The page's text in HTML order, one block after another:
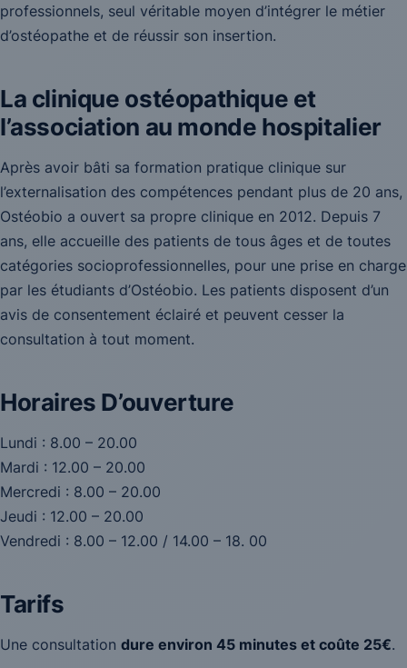
professionnels, seul véritable moyen d’intégrer le métier
d’ostéopathe et de réussir son insertion.
La clinique ostéopathique et
l’association au monde hospitalier
Après avoir bâti sa formation pratique clinique sur
l’externalisation des compétences pendant plus de 20 ans,
Ostéobio a ouvert sa propre clinique en 2012. Depuis 7
ans, elle accueille des patients de tous âges et de toutes
catégories socioprofessionnelles, pour une prise en charge
par les étudiants d’Ostéobio. Les patients disposent d’un
avis de consentement éclairé et peuvent cesser la
consultation à tout moment.
Horaires D’ouverture
Lundi : 8.00 – 20.00
Mardi : 12.00 – 20.00
Mercredi : 8.00 – 20.00
Jeudi : 12.00 – 20.00
Vendredi : 8.00 – 12.00 / 14.00 – 18. 00
Tarifs
Une consultation dure environ 45 minutes et coûte 25€.